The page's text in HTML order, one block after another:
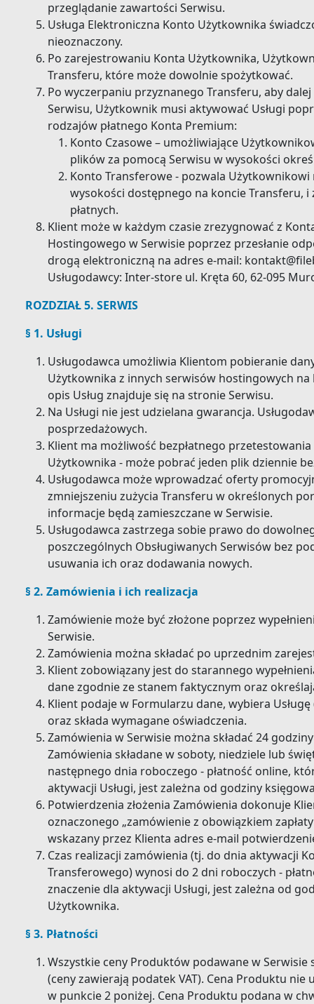
przeglądanie zawartości Serwisu.
Usługa Elektroniczna Konto Użytkownika
nieoznaczony.
Po zarejestrowaniu Konta Użytkownika,
Transferu, które może dowolnie spożytkować.
Po wyczerpaniu przyznanego Transferu, aby
Serwisu, Użytkownik musi aktywować Usługi
rodzajów płatnego Konta Premium:
Konto Czasowe – umożliwiające
plików za pomocą Serwisu w wysokości
Konto Transferowe - pozwala Użytkownikowi
wysokości dostępnego na koncie Transferu, i
płatnych.
Klient może w każdym czasie zrezygnować z
Hostingowego w Serwisie poprzez przesłanie
drogą elektroniczną na adres e-mail:
Usługodawcy: Inter-store ul. Kręta 60, 62-095
ROZDZIAŁ 5. SERWIS
§ 1. Usługi
Usługodawca umożliwia Klientom pobieranie
Użytkownika z innych serwisów hostingowych
opis Usług znajduje się na stronie Serwisu.
Na Usługi nie jest udzielana gwarancja.
posprzedażowych.
Klient ma możliwość bezpłatnego
Użytkownika - może pobrać jeden plik dziennie
Usługodawca może wprowadzać oferty
zmniejszeniu zużycia Transferu w określonych
informacje będą zamieszczane w Serwisie.
Usługodawca zastrzega sobie prawo do
poszczególnych Obsługiwanych Serwisów bez
usuwania ich oraz dodawania nowych.
§ 2. Zamówienia i ich realizacja
Zamówienie może być złożone poprzez
Serwisie.
Zamówienia można składać po uprzednim
Klient zobowiązany jest do starannego
dane zgodnie ze stanem faktycznym oraz
Klient podaje w Formularzu dane, wybiera
oraz składa wymagane oświadczenia.
Zamówienia w Serwisie można składać 24
Zamówienia składane w soboty, niedziele lub
następnego dnia roboczego - płatność online,
aktywacji Usługi, jest zależna od godziny
Potwierdzenia złożenia Zamówienia dokonuje
oznaczonego „zamówienie z obowiązkiem
wskazany przez Klienta adres e-mail
Czas realizacji zamówienia (tj. do dnia aktywacji
Transferowego) wynosi do 2 dni roboczych -
znaczenie dla aktywacji Usługi, jest zależna od
Użytkownika.
§ 3. Płatności
Wszystkie ceny Produktów podawane w
(ceny zawierają podatek VAT). Cena Produktu
w punkcie 2 poniżej. Cena Produktu podana w